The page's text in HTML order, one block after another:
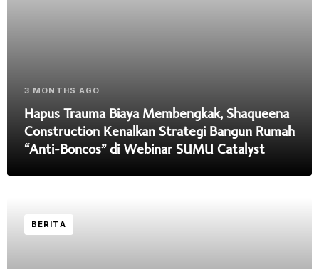
3 MONTHS AGO
Hapus Trauma Biaya Membengkak, Shaqueena
Construction Kenalkan Strategi Bangun Rumah
“Anti-Boncos” di Webinar SUMU Catalyst
BERITA